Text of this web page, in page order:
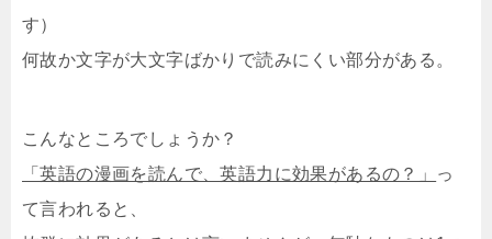
す）
何故か文字が大文字ばかりで読みにくい部分がある。
こんなところでしょうか？
「英語の漫画を読んで、英語力に効果があるの？」
っ
て言われると、